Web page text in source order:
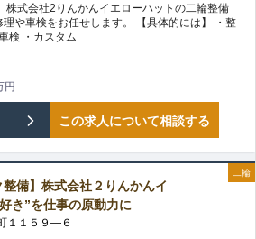
株式会社2りんかんイエローハットの二輪整備
理や車検をお任せします。 【具体的には】 ・整
検 ・カスタム
円
この求人について相談する
二輪
整備】株式会社２りんかんイ
き”を仕事の原動力に
１１５９—６